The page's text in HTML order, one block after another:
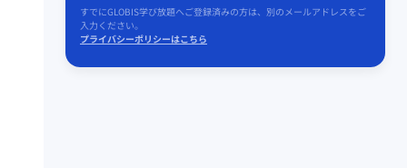
すでにGLOBIS学び放題へご登録済みの方は、別のメールアドレスをご
入力ください。
プライバシーポリシーはこちら